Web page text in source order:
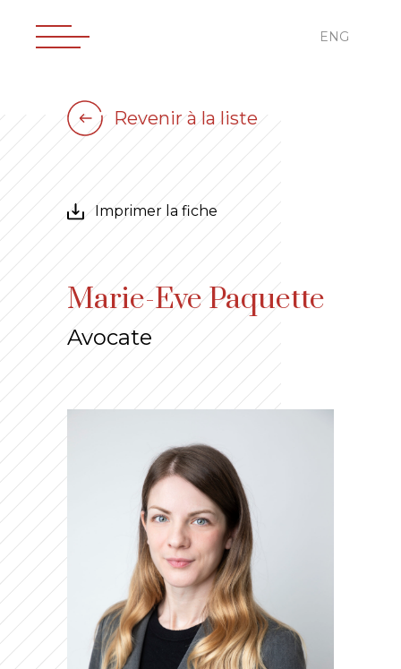
ENG
Revenir à la liste
Imprimer la fiche
Marie-Eve Paquette
Avocate